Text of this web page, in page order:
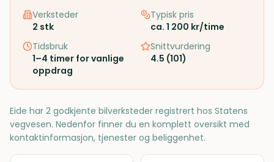
Verksteder
2 stk
Typisk pris
ca. 1 200 kr/time
Tidsbruk
1–4 timer for vanlige
oppdrag
Snittvurdering
4.5 (101)
Eide har 2 godkjente bilverksteder registrert hos Statens
vegvesen. Nedenfor finner du en komplett oversikt med
kontaktinformasjon, tjenester og beliggenhet.